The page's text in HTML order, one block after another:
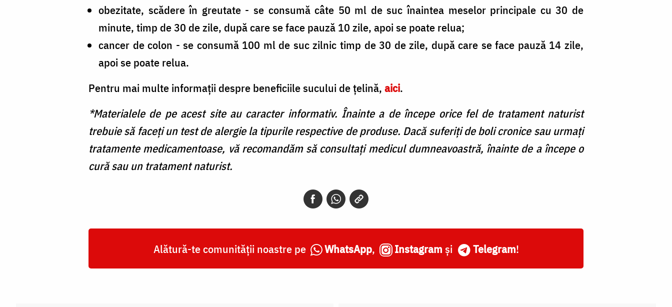
obezitate, scădere în greutate - se consumă câte 50 ml de suc înaintea meselor principale cu 30 de
minute, timp de 30 de zile, după care se face pauză 10 zile, apoi se poate relua;
cancer de colon - se consumă 100 ml de suc zilnic timp de 30 de zile, după care se face pauză 14 zile,
apoi se poate relua.
Pentru mai multe informații despre beneficiile sucului de țelină, aici.
*Materialele de pe acest site au caracter informativ. Înainte a de începe orice fel de tratament naturist
trebuie să faceți un test de alergie la tipurile respective de produse. Dacă suferiți de boli cronice sau urmați
tratamente medicamentoase, vă recomandăm să consultați medicul dumneavoastră, înainte de a începe o
cură sau un tratament naturist.
Alătură-te comunității noastre pe WhatsApp, Instagram și Telegram!